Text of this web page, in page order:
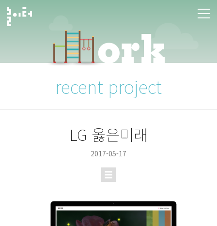
recent project
LG 옳은미래
2017-05-17